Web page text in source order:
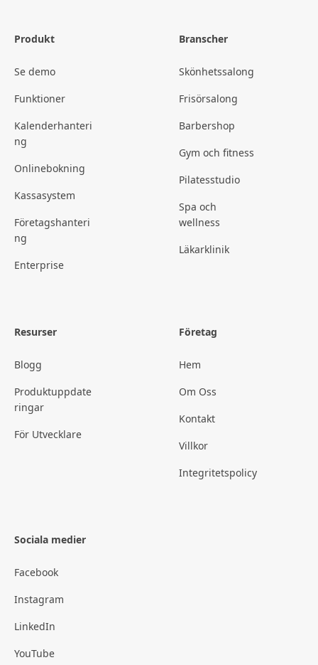
Produkt
Se demo
Funktioner
Kalenderhanteri
ng
Onlinebokning
Kassasystem
Företagshanteri
ng
Enterprise
Branscher
Skönhetssalong
Frisörsalong
Barbershop
Gym och fitness
Pilatesstudio
Spa och
wellness
Läkarklinik
Resurser
Blogg
Produktuppdate
ringar
För Utvecklare
Företag
Hem
Om Oss
Kontakt
Villkor
Integritetspolicy
Sociala medier
Facebook
Instagram
LinkedIn
YouTube